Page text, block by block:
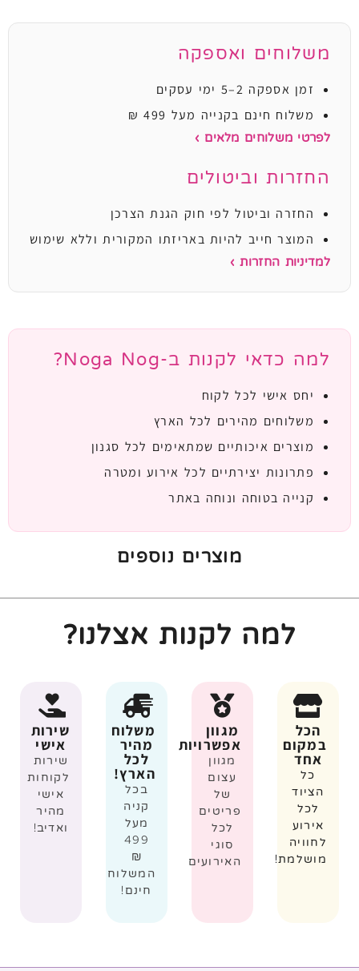
משלוחים ואספקה
זמן אספקה 2–5 ימי עסקים
משלוח חינם בקנייה מעל 499 ₪
לפרטי משלוחים מלאים ›
החזרות וביטולים
החזרה וביטול לפי חוק הגנת הצרכן
המוצר חייב להיות באריזתו המקורית וללא שימוש
למדיניות החזרות ›
למה כדאי לקנות ב-Noga Nog?
יחס אישי לכל לקוח
משלוחים מהירים לכל הארץ
מוצרים איכותיים שמתאימים לכל סגנון
פתרונות יצירתיים לכל אירוע ומטרה
קנייה בטוחה ונוחה באתר
מוצרים נוספים
למה לקנות אצלנו?
הכל
במקום
אחד
כל
הציוד
לכל
אירוע
לחוויה
מושלמת!
מגוון
אפשרויות
מגוון
עצום
של
פריטים
לכל
סוגי
האירועים
משלוח
מהיר
לכל
הארץ!
בכל
קניה
מעל
499
₪
המשלוח
חינם!
שירות
אישי
שירות
לקוחות
אישי
מהיר
ואדיב!